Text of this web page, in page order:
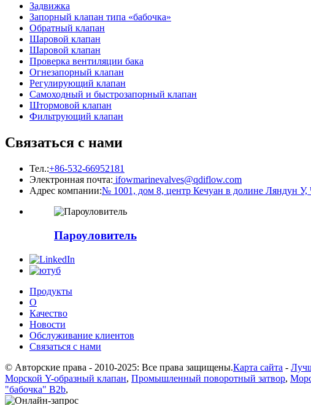
Задвижка
Запорный клапан типа «бабочка»
Обратный клапан
Шаровой клапан
Шаровой клапан
Проверка вентиляции бака
Огнезапорный клапан
Регулирующий клапан
Самоходный и быстрозапорный клапан
Штормовой клапан
Фильтрующий клапан
Связаться с нами
Тел.:+86-532-66952181
Электронная почта: ifowmarinevalves@qdiflow.com
Адрес компании:№ 1001, дом 8, центр Кечуан в долине Ляндун
Пароуловитель
Продукты
О
Качество
Новости
Обслуживание клиентов
Связаться с нами
© Авторские права - 2010-2025: Все права защищены.Карта сайта -
Морской Y-образный клапан, Промышленный поворотный затвор,
"бабочка" B2b,